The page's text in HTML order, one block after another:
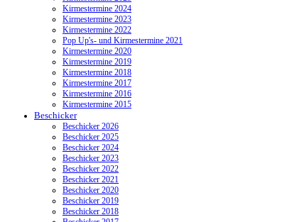
Kirmestermine 2024
Kirmestermine 2023
Kirmestermine 2022
Pop Up's- und Kirmestermine 2021
Kirmestermine 2020
Kirmestermine 2019
Kirmestermine 2018
Kirmestermine 2017
Kirmestermine 2016
Kirmestermine 2015
Beschicker
Beschicker 2026
Beschicker 2025
Beschicker 2024
Beschicker 2023
Beschicker 2022
Beschicker 2021
Beschicker 2020
Beschicker 2019
Beschicker 2018